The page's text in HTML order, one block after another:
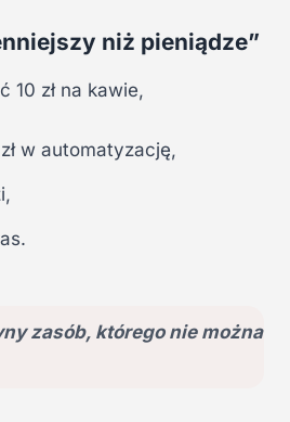
niż pieniądze”
10 zł na kawie,
w automatyzację,
zasób, którego nie można